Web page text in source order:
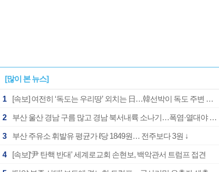
[많이 본 뉴스]
1 [속보] 여전히 ‘독도는 우리땅’ 외치는 日…韓선박이 독도 주변 해양조사 활동하자 반발
2 부산 울산 경남 구름 많고 경남 북서내륙 소나기…폭염·열대야 계속
3 부산 주유소 휘발유 평균가 ℓ당 1849원… 전주보다 3원 ↓
4 [속보]‘尹 탄핵 반대’ 세계로교회 손현보, 백악관서 트럼프 접견